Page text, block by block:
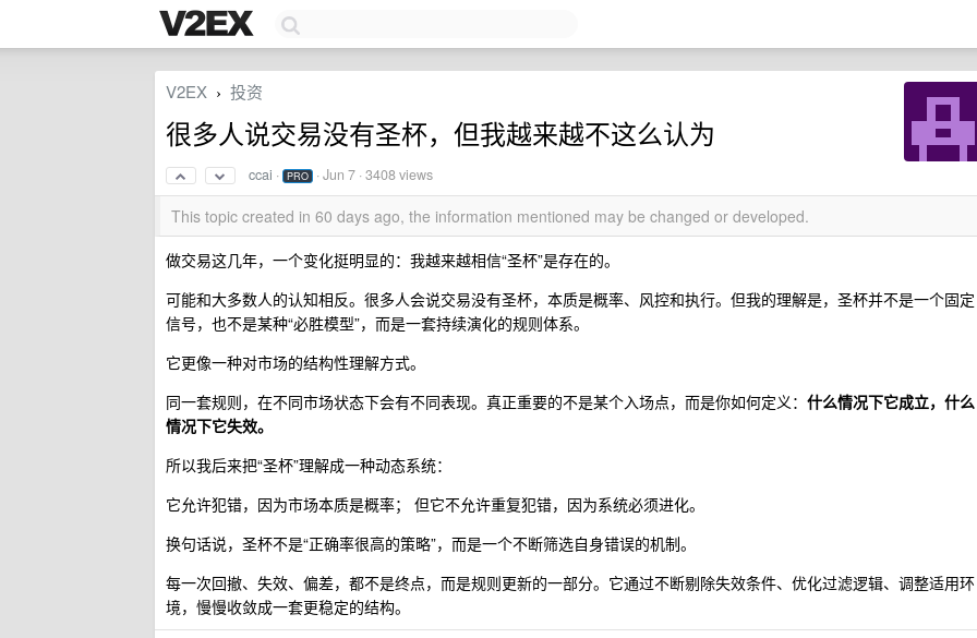
V2EX › 投资
很多人说交易没有圣杯，但我越来越不这么认为
ccai · PRO ·Jun 7 · 3408 views
This topic created in 60 days ago, the information mentioned may be changed or developed.
做交易这几年，一个变化挺明显的：我越来越相信“圣杯”是存在的。
可能和大多数人的认知相反。很多人会说交易没有圣杯，本质是概率、风控和执行。但我的理解是，圣杯并不是一个固定
信号，也不是某种“必胜模型”，而是一套持续演化的规则体系。
它更像一种对市场的结构性理解方式。
同一套规则，在不同市场状态下会有不同表现。真正重要的不是某个入场点，而是你如何定义： 什么情况下它成立，什么
情况下它失效。
所以我后来把“圣杯”理解成一种动态系统：
它允许犯错，因为市场本质是概率； 但它不允许重复犯错，因为系统必须进化。
换句话说，圣杯不是“正确率很高的策略”，而是一个不断筛选自身错误的机制。
每一次回撤、失效、偏差，都不是终点，而是规则更新的一部分。它通过不断剔除失效条件、优化过滤逻辑、调整适用环
境，慢慢收敛成一套更稳定的结构。